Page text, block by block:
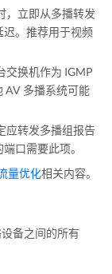
，立即从多播转发
迟。推荐用于视频
交换机作为 IGMP
AV 多播系统可能
应转发多播组报告
口需要此项。
量优化相关内容。
备之间的所有